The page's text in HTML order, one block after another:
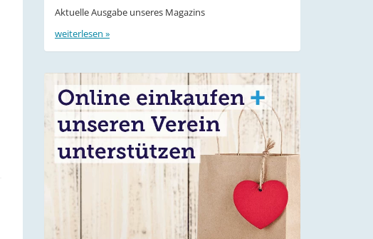
Aktuelle Ausgabe unseres Magazins
weiterlesen »